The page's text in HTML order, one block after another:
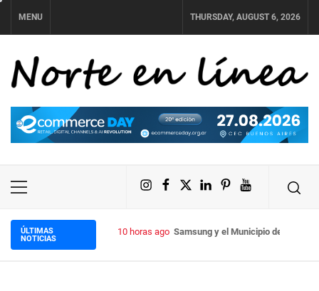
Skip
to
content
MENU THURSDAY, AUGUST 6, 2026
NORTE EN LÍNEA
Primary
Instagram
Facebook
X LinkedIn
PinterestYouTube
ÚLTIMAS
NOTICIAS
10 horas ago Samsung y el Municipio de Tafí